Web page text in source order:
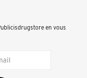
en vous